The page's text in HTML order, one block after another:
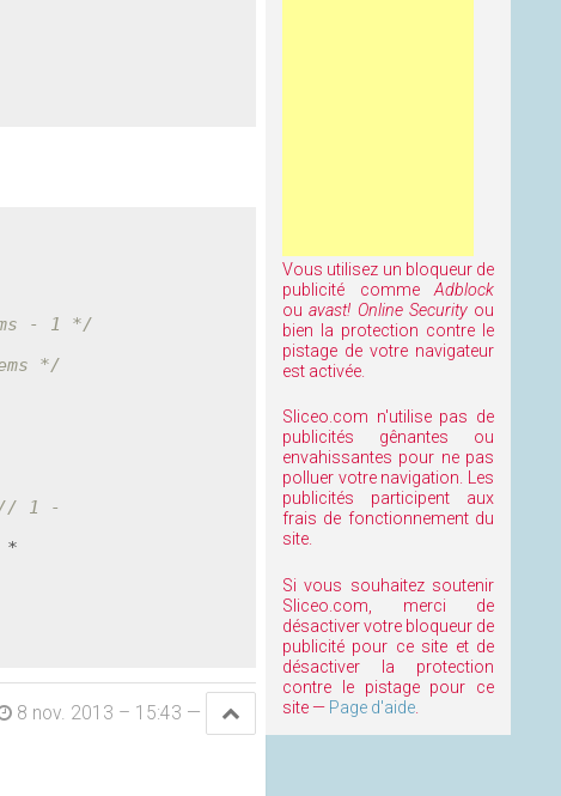
- 1 */
*/
1 -
*
8 nov. 2013 – 15:43 —
Vous utilisez un bloqueur de
publicité comme Adblock
ouavast! Online Securityou
bien la protection contre le
pistage de votre navigateur
est activée.
Sliceo.com n'utilise pas de
publicités gênantes ou
envahissantes pour ne pas
polluer votre navigation. Les
publicités participent aux
frais de fonctionnement du
site.
Si vous souhaitez soutenir
Sliceo.com, merci de
désactiver votre bloqueur de
publicité pour ce site et de
désactiver la protection
contre le pistage pour ce
site — Page d'aide